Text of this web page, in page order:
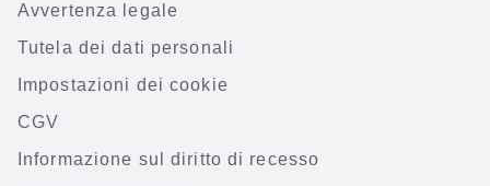
Avvertenza legale
Tutela dei dati personali
Impostazioni dei cookie
CGV
Informazione sul diritto di recesso